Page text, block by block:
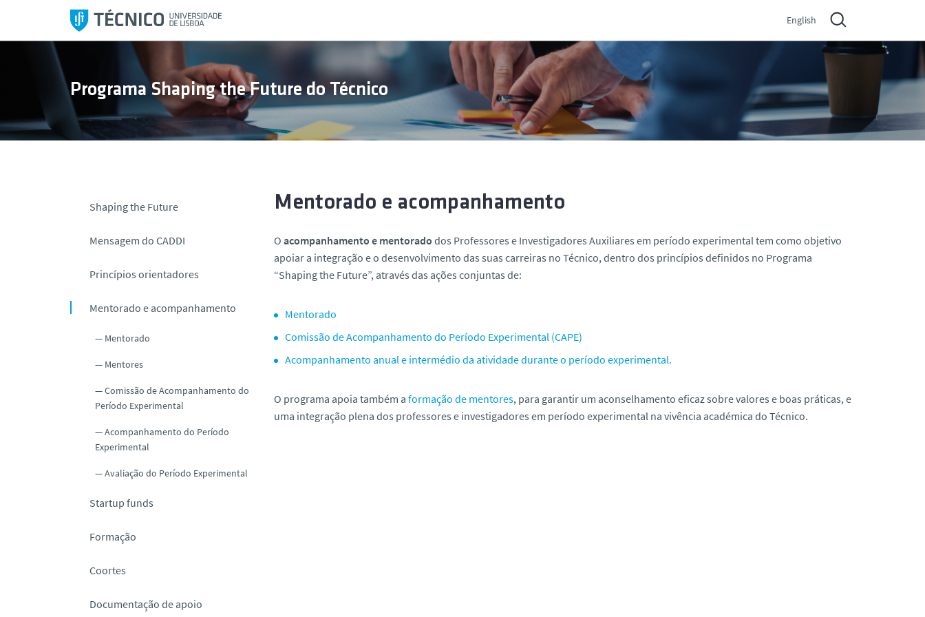
l
a
English
Programa Shaping the Future do Técnico
Shaping the Future
Mensagem do CADDI
Princípios orientadores
Mentorado e acompanhamento
Mentorado
Mentores
Comissão de Acompanhamento do
Período Experimental
Acompanhamento do Período
Experimental
Avaliação do Período Experimental
Startup funds
Formação
Coortes
Documentação de apoio
Mentorado e acompanhamento
O acompanhamento e mentorado dos Professores e Investigadores Auxiliares em período experimental tem como objetivo
apoiar a integração e o desenvolvimento das suas carreiras no Técnico, dentro dos princípios definidos no Programa
“Shaping the Future”, através das ações conjuntas de:
Mentorado
Comissão de Acompanhamento do Período Experimental (CAPE)
Acompanhamento anual e intermédio da atividade durante o período experimental.
O programa apoia também a formação de mentores, para garantir um aconselhamento eficaz sobre valores e boas práticas, e
uma integração plena dos professores e investigadores em período experimental na vivência académica do Técnico.